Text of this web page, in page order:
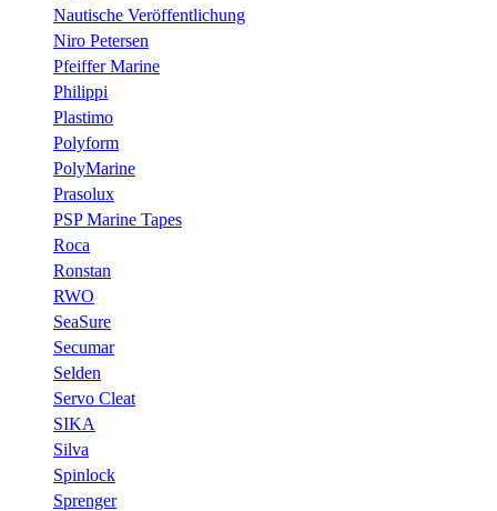
Nautische Veröffentlichung
Niro Petersen
Pfeiffer Marine
Philippi
Plastimo
Polyform
PolyMarine
Prasolux
PSP Marine Tapes
Roca
Ronstan
RWO
SeaSure
Secumar
Selden
Servo Cleat
SIKA
Silva
Spinlock
Sprenger